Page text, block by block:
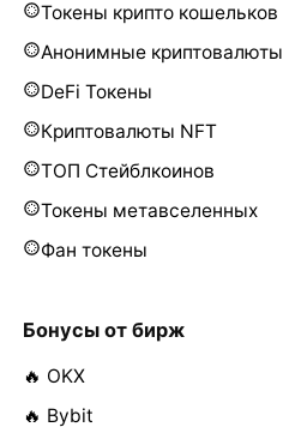
Токены крипто кошельков
Анонимные криптовалюты
DeFi Токены
Криптовалюты NFT
ТОП Стейблкоинов
Токены метавселенных
Фан токены
Бонусы от бирж
🔥 OKX
🔥 Bybit